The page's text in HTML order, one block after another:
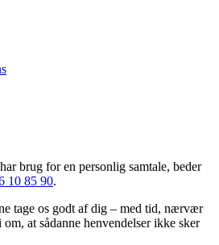
brug for en personlig samtale, beder
10 85 90.
tage os godt af dig – med tid, nærvær
at sådanne henvendelser ikke sker